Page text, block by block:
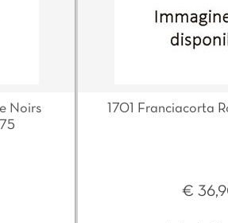
Noirs
1701 Franciacorta
€